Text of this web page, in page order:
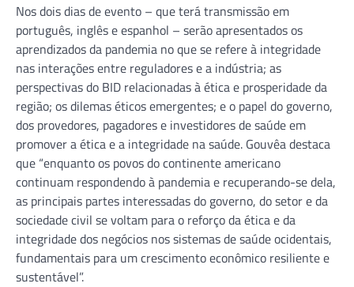
Nos dois dias de evento – que terá transmissão em
português, inglês e espanhol – serão apresentados os
aprendizados da pandemia no que se refere à integridade
nas interações entre reguladores e a indústria; as
perspectivas do BID relacionadas à ética e prosperidade da
região; os dilemas éticos emergentes; e o papel do governo,
dos provedores, pagadores e investidores de saúde em
promover a ética e a integridade na saúde. Gouvêa destaca
que “enquanto os povos do continente americano
continuam respondendo à pandemia e recuperando-se dela,
as principais partes interessadas do governo, do setor e da
sociedade civil se voltam para o reforço da ética e da
integridade dos negócios nos sistemas de saúde ocidentais,
fundamentais para um crescimento econômico resiliente e
sustentável”.